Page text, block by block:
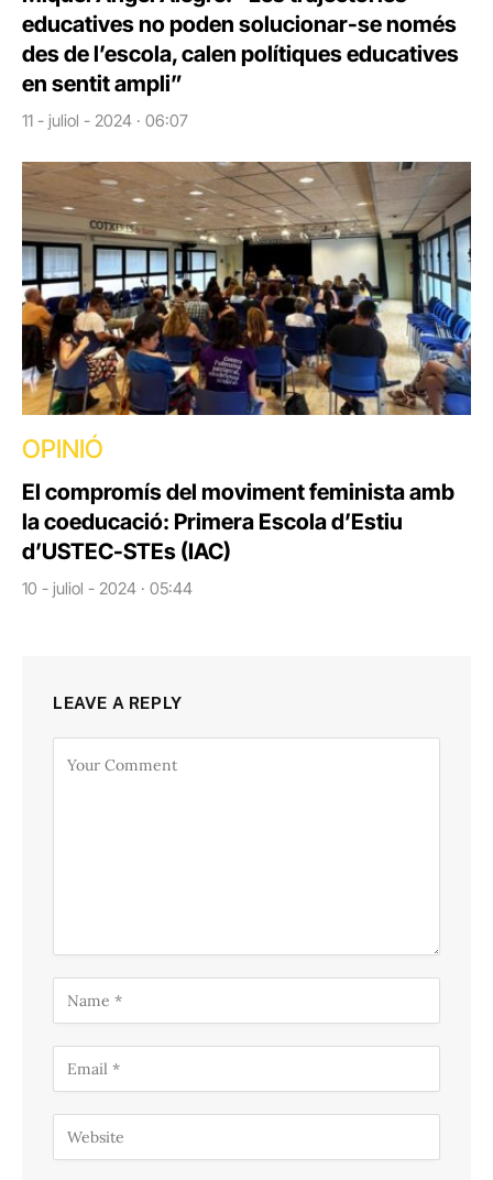
educatives no poden solucionar-se només
des de l’escola, calen polítiques educatives
en sentit ampli”
11 - juliol - 2024 · 06:07
OPINIÓ
El compromís del moviment feminista amb
la coeducació: Primera Escola d’Estiu
d’USTEC-STEs (IAC)
10 - juliol - 2024 · 05:44
LEAVE A REPLY